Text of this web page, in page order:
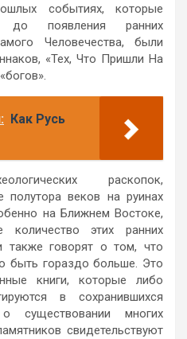
событиях, которые
до появления ранних
Человечества, были
«Тех, Что Пришли На
Как Русь
раскопок,
полутора веков на руинах
на Ближнем Востоке,
этих ранних
также говорят о том, что
быть гораздо больше. Это
книги, которые либо
в сохранившихся
существовании многих
свидетельствуют